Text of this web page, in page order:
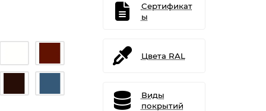
Сертификат
ы
Цвета RAL
Виды
покрытий